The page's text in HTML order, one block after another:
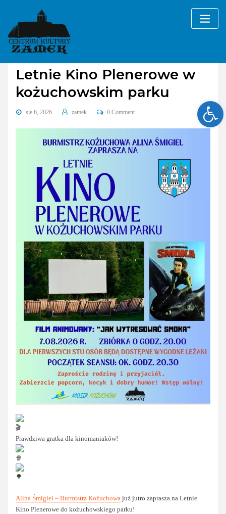
content
Bez kategorii
Letnie Kino Plenerowe w
kożuchowskim parku
sie 6, 2026 zamek 0 Comment
Prawdziwa gratka dla kinomaniaków!
Alina Śmigiel – Burmistrz Kożuchowa już jutro zaprasza na Letnie
Kino Plenerowe do kożuchowskiego parku!